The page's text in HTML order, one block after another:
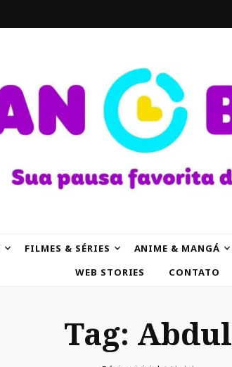
FILMES & SÉRIES ANIME & MANGÁ
WEB STORIES
CONTATO
Tag: Abdul